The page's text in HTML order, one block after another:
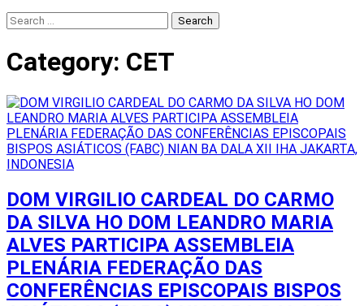
Search
for:
Category: CET
DOM VIRGILIO CARDEAL DO CARMO
DA SILVA HO DOM LEANDRO MARIA
ALVES PARTICIPA ASSEMBLEIA
PLENÁRIA FEDERAÇÃO DAS
CONFERÊNCIAS EPISCOPAIS BISPOS